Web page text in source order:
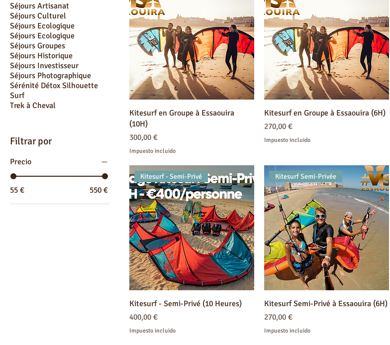
Séjours Artisanat
Séjours Culturel
Séjours Ecologique
Séjours Ecologique
Séjours Groupes
Séjours Historique
Séjours Investisseur
Séjours Photographique
Sérénité Détox Silhouette
Surf
Trek à Cheval
Filtrar por
Precio
55 € 550 €
Kitesurf en Groupe à Essaouira
(10H)
Precio
300,00 €
Impuesto incluido
Kitesurf en Groupe à Essaouira (6H)
Precio
270,00 €
Impuesto incluido
Kitesurf - Semi-Privé
Kitesurf - Semi-Privé (10 Heures)
Precio
400,00 €
Impuesto incluido
Kitesurf Semi-Privée
Kitesurf Semi-Privé à Essaouira (6H)
Precio
270,00 €
Impuesto incluido